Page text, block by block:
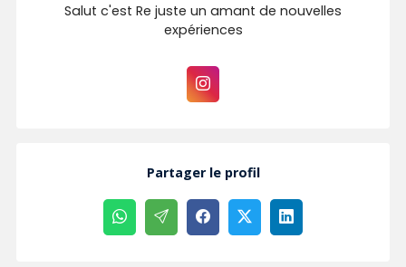
Salut c'est Re juste un amant de nouvelles
expériences
Partager le profil